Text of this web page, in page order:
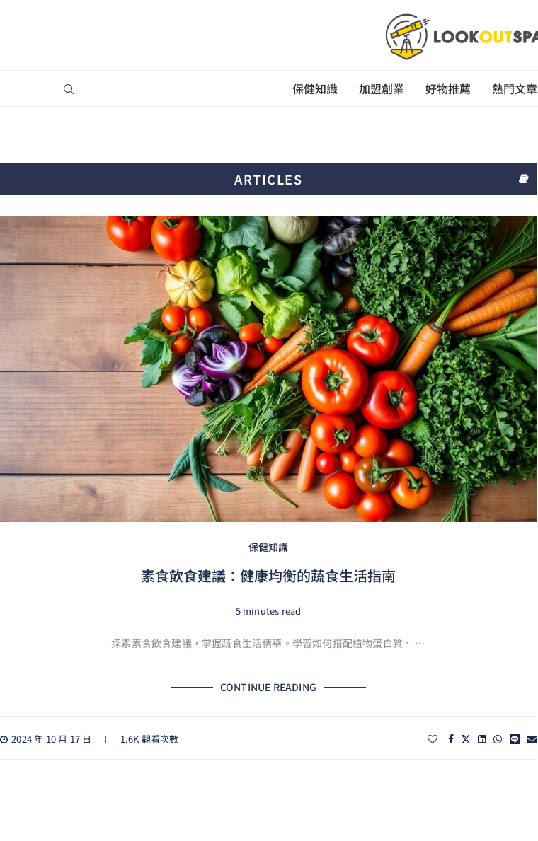
保健知識 加盟創業 好物推薦 熱門文章
ARTICLES
保健知識
素食飲食建議：健康均衡的蔬食生活指南
5 minutes read
探索素食飲食建議，掌握蔬食生活精華。學習如何搭配植物蛋白質、 …
CONTINUE READING
2024 年 10 月 17 日 1.6K 觀看次數